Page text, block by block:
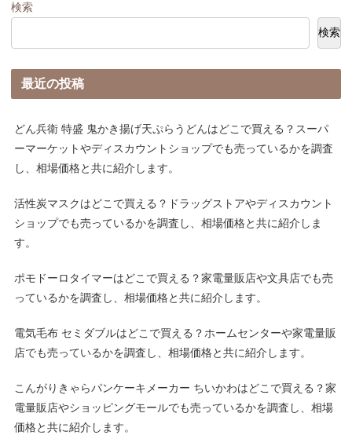
検索
検索
最近の投稿
どん兵衛 特盛 鬼かき揚げ天ぷらうどんはどこで買える？スーパ
ーマーケットやディスカウントショップでも売っているかを調査
し、相場価格と共に紹介します。
活性炭マスクはどこで買える？ドラッグストアやディスカウント
ショップでも売っているかを調査し、相場価格と共に紹介しま
す。
ポモドーロタイマーはどこで買える？家電量販店や文具店でも売
っているかを調査し、相場価格と共に紹介します。
電気毛布 セミダブルはどこで買える？ホームセンターや家電量販
店でも売っているかを調査し、相場価格と共に紹介します。
こんがりきゃらパンケーキメーカー ちいかわはどこで買える？家
電量販店やショッピングモールでも売っているかを調査し、相場
価格と共に紹介します。